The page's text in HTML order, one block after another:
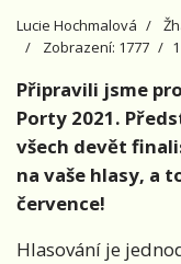
Lucie Hochmalová
Zobrazení: 1777
Připravili jsme
Porty 2021.
všech devět
na vaše hlasy, a
července!
Hlasování je